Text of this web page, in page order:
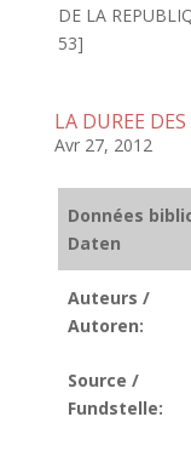
DE LA
53]
LA DUREE
Avr 27, 2012
Données
Daten
Auteurs /
Autoren:
Source /
Fundstelle: